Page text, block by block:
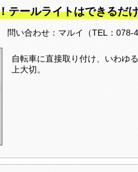
テールライトはできるだ
問い合わせ：マルイ（TEL：078-
自転車に直接取り付け、いわゆ
上大切。